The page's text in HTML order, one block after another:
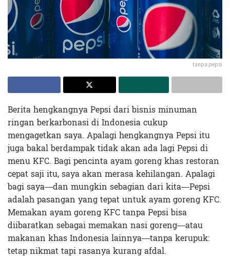
tanpa pepsi
Berita hengkangnya Pepsi dari bisnis minuman
ringan berkarbonasi di Indonesia cukup
mengagetkan saya. Apalagi hengkangnya Pepsi itu
juga bakal berdampak tidak akan ada lagi Pepsi di
menu KFC. Bagi pencinta ayam goreng khas restoran
cepat saji itu, saya akan merasa kehilangan. Apalagi
bagi saya—dan mungkin sebagian dari kita—Pepsi
adalah pasangan yang tepat untuk ayam goreng KFC.
Memakan ayam goreng KFC tanpa Pepsi bisa
diibaratkan sebagai memakan nasi goreng—atau
makanan khas Indonesia lainnya—tanpa kerupuk:
tetap nikmat tapi rasanya kurang afdal.